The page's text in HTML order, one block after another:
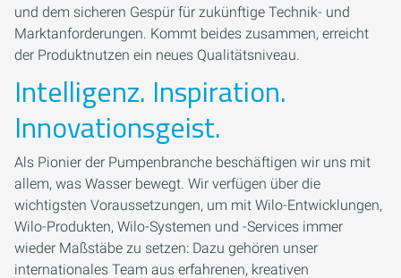
und dem sicheren Gespür für zukünftige Technik- und
Marktanforderungen. Kommt beides zusammen, erreicht
der Produktnutzen ein neues Qualitätsniveau.
Intelligenz. Inspiration.
Innovationsgeist.
Als Pionier der ­Pumpenbranche beschäftigen wir uns mit
allem, was Wasser bewegt. Wir verfügen über die
wichtigsten Voraussetzungen, um mit Wilo-Entwicklungen,
Wilo-Produkten, Wilo-Systemen und ­-Services immer
wieder Maßstäbe zu setzen: Dazu gehören unser
internationales Team aus erfahrenen, kreativen